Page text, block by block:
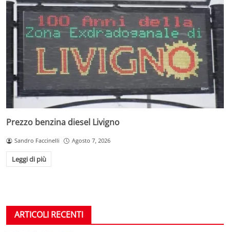
Prezzo benzina diesel Livigno
Sandro Faccinelli Agosto 7, 2026
Leggi di più
ARTICOLI RECENTI